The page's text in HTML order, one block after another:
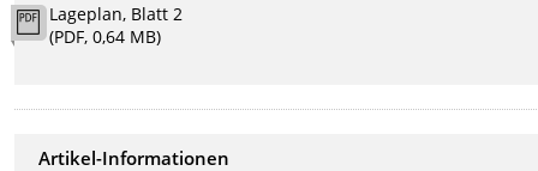
Lageplan, Blatt 2
(PDF, 0,64 MB)
Artikel-Informationen